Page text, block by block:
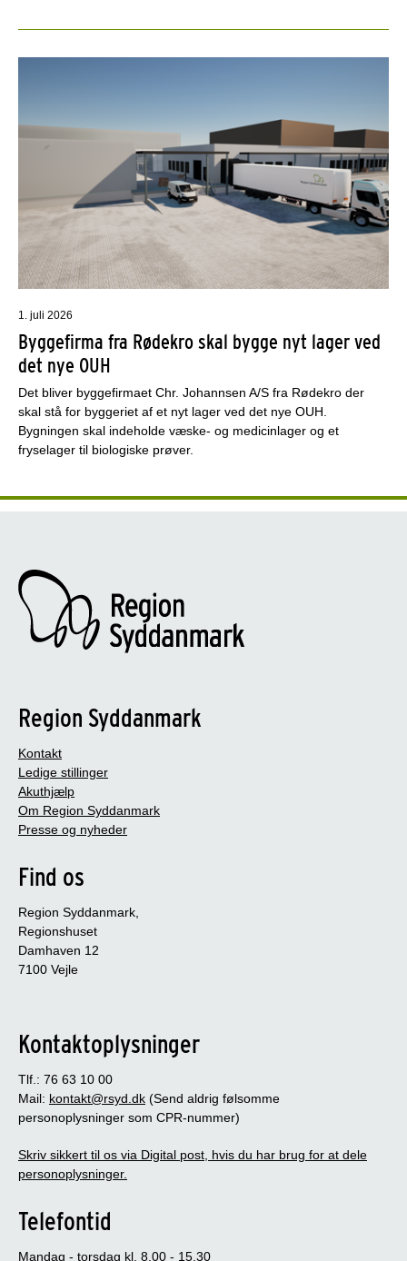
1. juli 2026
Byggefirma fra Rødekro skal bygge nyt lager ved
det nye OUH
Det bliver byggefirmaet Chr. Johannsen A/S fra Rødekro der
skal stå for byggeriet af et nyt lager ved det nye OUH.
Bygningen skal indeholde væske- og medicinlager og et
fryselager til biologiske prøver.
Region Syddanmark
Kontakt
Ledige stillinger
Akuthjælp
Om Region Syddanmark
Presse og nyheder
Find os
Region Syddanmark,
Regionshuset
Damhaven 12
7100 Vejle
Kontaktoplysninger
Tlf.: 76 63 10 00
Mail: kontakt@rsyd.dk (Send aldrig følsomme
personoplysninger som CPR-nummer)
Skriv sikkert til os via Digital post, hvis du har brug for at dele
personoplysninger.
Telefontid
Mandag - torsdag kl. 8.00 - 15.30